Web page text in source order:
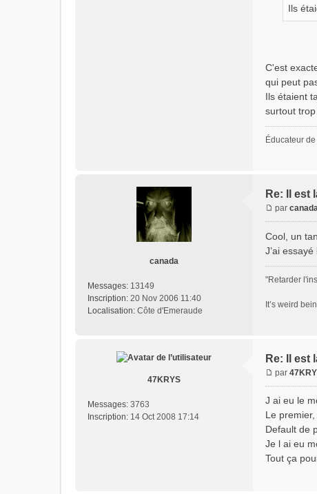
Ils
C'est
qui peut
Ils étaient
surtout
Éducateur
canada
Messages: 13149
Inscription: 20 Nov 2006 11:40
Localisation: Côte d'Emeraude
Re: Il est
par
Cool, un
J’ai
"Retarder
It’s weird
47KRYS
Messages: 3763
Inscription: 14 Oct 2008 17:14
Re: Il est
par
J ai eu le
Le
Default de
Je l ai eu
Tout ça